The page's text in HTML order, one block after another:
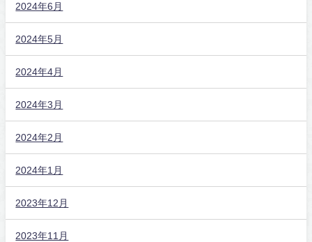
2024年6月
2024年5月
2024年4月
2024年3月
2024年2月
2024年1月
2023年12月
2023年11月